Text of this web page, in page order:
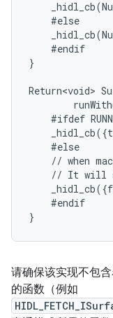
    #else
    #endif
}
Return<void>
#ifdef
    #else
// when
// It will
    #endif
请确保该实现不包
的函数（例如